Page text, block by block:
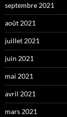
septembre 2021
août 2021
juillet 2021
juin 2021
mai 2021
avril 2021
mars 2021